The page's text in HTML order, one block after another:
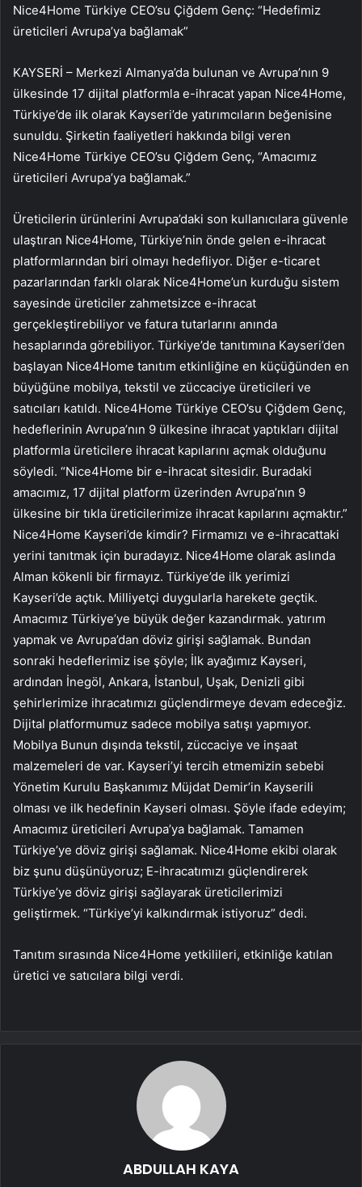
Nice4Home Türkiye CEO’su Çiğdem Genç: “Hedefimiz
üreticileri Avrupa’ya bağlamak”
KAYSERİ – Merkezi Almanya’da bulunan ve Avrupa’nın 9
ülkesinde 17 dijital platformla e-ihracat yapan Nice4Home,
Türkiye’de ilk olarak Kayseri’de yatırımcıların beğenisine
sunuldu. Şirketin faaliyetleri hakkında bilgi veren
Nice4Home Türkiye CEO’su Çiğdem Genç, “Amacımız
üreticileri Avrupa’ya bağlamak.”
Üreticilerin ürünlerini Avrupa’daki son kullanıcılara güvenle
ulaştıran Nice4Home, Türkiye’nin önde gelen e-ihracat
platformlarından biri olmayı hedefliyor. Diğer e-ticaret
pazarlarından farklı olarak Nice4Home’un kurduğu sistem
sayesinde üreticiler zahmetsizce e-ihracat
gerçekleştirebiliyor ve fatura tutarlarını anında
hesaplarında görebiliyor. Türkiye’de tanıtımına Kayseri’den
başlayan Nice4Home tanıtım etkinliğine en küçüğünden en
büyüğüne mobilya, tekstil ve züccaciye üreticileri ve
satıcıları katıldı. Nice4Home Türkiye CEO’su Çiğdem Genç,
hedeflerinin Avrupa’nın 9 ülkesine ihracat yaptıkları dijital
platformla üreticilere ihracat kapılarını açmak olduğunu
söyledi. “Nice4Home bir e-ihracat sitesidir. Buradaki
amacımız, 17 dijital platform üzerinden Avrupa’nın 9
ülkesine bir tıkla üreticilerimize ihracat kapılarını açmaktır.”
Nice4Home Kayseri’de kimdir? Firmamızı ve e-ihracattaki
yerini tanıtmak için buradayız. Nice4Home olarak aslında
Alman kökenli bir firmayız. Türkiye’de ilk yerimizi
Kayseri’de açtık. Milliyetçi duygularla harekete geçtik.
Amacımız Türkiye’ye büyük değer kazandırmak. yatırım
yapmak ve Avrupa’dan döviz girişi sağlamak. Bundan
sonraki hedeflerimiz ise şöyle; İlk ayağımız Kayseri,
ardından İnegöl, Ankara, İstanbul, Uşak, Denizli gibi
şehirlerimize ihracatımızı güçlendirmeye devam edeceğiz.
Dijital platformumuz sadece mobilya satışı yapmıyor.
Mobilya Bunun dışında tekstil, züccaciye ve inşaat
malzemeleri de var. Kayseri’yi tercih etmemizin sebebi
Yönetim Kurulu Başkanımız Müjdat Demir’in Kayserili
olması ve ilk hedefinin Kayseri olması. Şöyle ifade edeyim;
Amacımız üreticileri Avrupa’ya bağlamak. Tamamen
Türkiye’ye döviz girişi sağlamak. Nice4Home ekibi olarak
biz şunu düşünüyoruz; E-ihracatımızı güçlendirerek
Türkiye’ye döviz girişi sağlayarak üreticilerimizi
geliştirmek. “Türkiye’yi kalkındırmak istiyoruz” dedi.
Tanıtım sırasında Nice4Home yetkilileri, etkinliğe katılan
üretici ve satıcılara bilgi verdi.
ABDULLAH KAYA